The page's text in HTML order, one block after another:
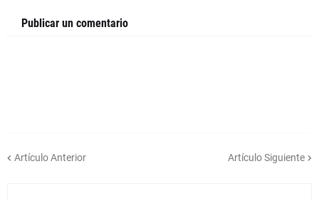
Publicar un comentario
Artículo Anterior Artículo Siguiente